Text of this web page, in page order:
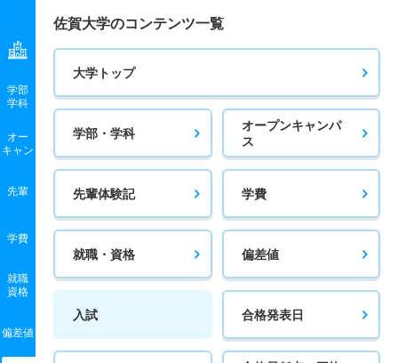
学部
学科
オー
キャン
先輩
学費
就職
資格
偏差値
佐賀大学のコンテンツ一覧
大学トップ
学部・学科
オープンキャンパ
ス
先輩体験記 学費
就職・資格 偏差値
入試 合格発表日